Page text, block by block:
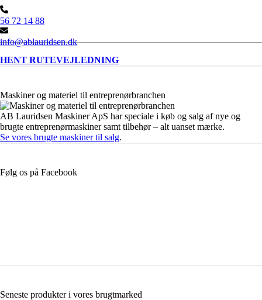
56 72 14 88
info@ablauridsen.dk
HENT RUTEVEJLEDNING
Maskiner og materiel til entreprenørbranchen
AB Lauridsen Maskiner ApS har speciale i køb og salg af nye og
brugte entreprenørmaskiner samt tilbehør – alt uanset mærke.
Se vores brugte maskiner til salg.
Følg os på Facebook
Seneste produkter i vores brugtmarked